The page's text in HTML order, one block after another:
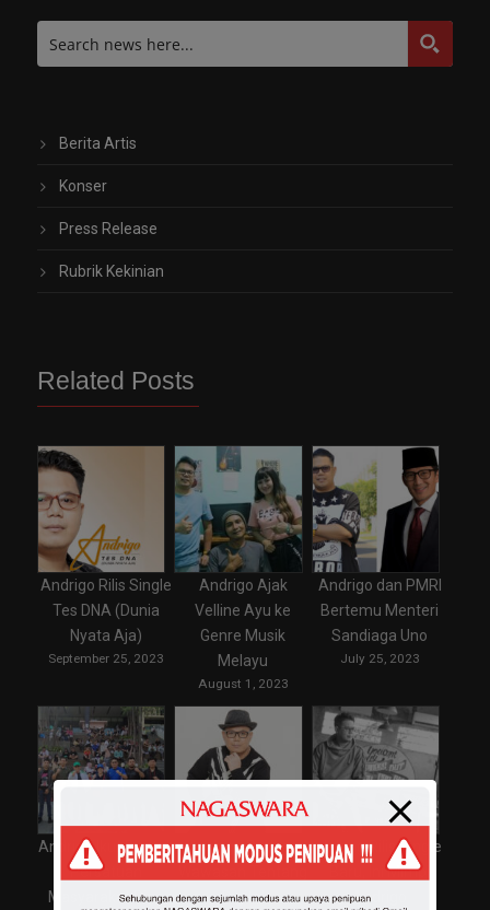
Berita Artis
Konser
Press Release
Rubrik Kekinian
Related Posts
Andrigo Rilis Single
Tes DNA (Dunia
Nyata Aja)
September 25, 2023
Andrigo Ajak
Velline Ayu ke
Genre Musik
Melayu
August 1, 2023
Andrigo dan PMRI
Bertemu Menteri
Sandiaga Uno
July 25, 2023
Andrigo Ikut Bentuk
Persatuan
Masyarakat Riau
Andrigo Perluas
Digital
Jelang Rilis Single
Baru, Ini Mimpi
Andrigo